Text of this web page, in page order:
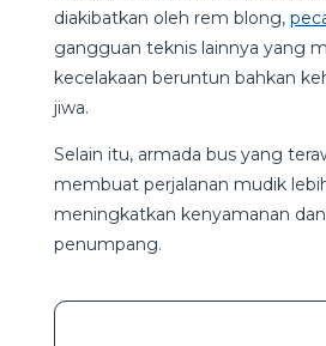
diakibatkan oleh rem blong,
gangguan teknis lainnya yang
kecelakaan beruntun bahkan
jiwa.
Selain itu, armada bus yang
membuat perjalanan mudik
meningkatkan kenyamanan
penumpang.